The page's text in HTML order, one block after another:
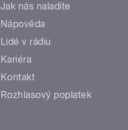
Jak nás naladíte
Nápověda
Lidé v rádiu
Kariéra
Kontakt
Rozhlasový poplatek